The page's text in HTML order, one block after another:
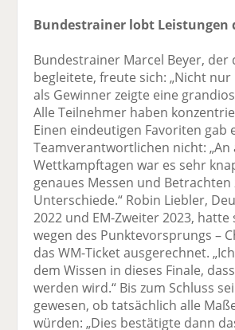
Bundestrainer lobt Leistungen
Bundestrainer Marcel Beyer, der
begleitete, freute sich: „Nicht
als Gewinner zeigte eine
Alle Teilnehmer haben
Einen eindeutigen Favoriten gab
Teamverantwortlichen nicht: „An
Wettkampftagen war es sehr
genaues Messen und Betrachten
Unterschiede.“ Robin Liebler,
2022 und EM-Zweiter 2023, hatte
wegen des Punktevorsprungs –
das WM-Ticket ausgerechnet.
dem Wissen in dieses Finale,
werden wird.“ Bis zum Schluss
gewesen, ob tatsächlich alle
würden: „Dies bestätigte dann